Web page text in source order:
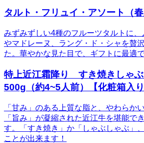
タルト・フリュイ・アソート（春
みずみずしい4種のフルーツタルトに、
やマドレーヌ、ラング・ド・シャを贅
た。華やかな見た目で、ギフトに最適で
特上近江霜降り すき焼きしゃ
500g（約4~5人前）【化粧箱入り
「甘み」のある上質な脂と、やわらか
「旨み」が凝縮された近江牛を堪能で
す。「すき焼き」か「しゃぶしゃぶ」
ことが出来ます！